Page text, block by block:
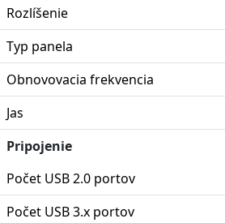
Rozlíšenie
Typ panela
Obnovovacia frekvencia
Jas
Pripojenie
Počet USB 2.0 portov
Počet USB 3.x portov